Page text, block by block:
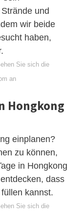
und
wir beide
haben,
Sie sich die
an
Hongkong
einplanen?
zu können,
in Hongkong
dass
kannst.
Sie sich die